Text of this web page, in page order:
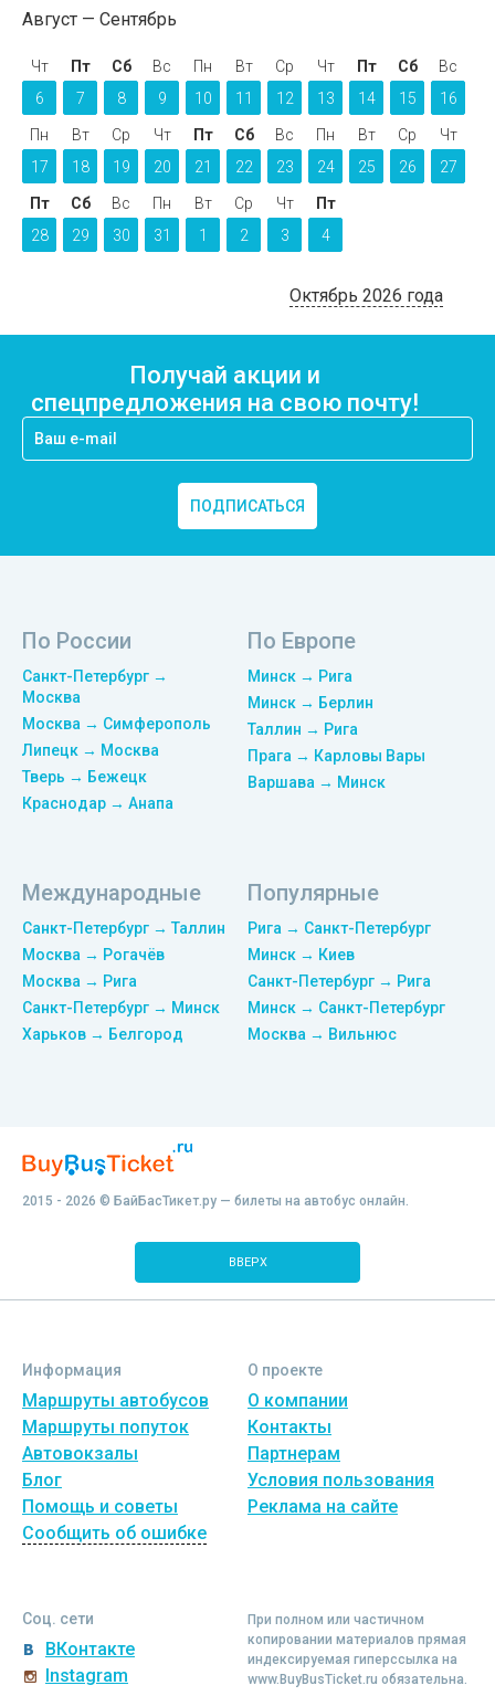
Август Сентябрь
Чт
6
Пт
7
Сб
8
Вс
9
Пн
10
Вт
11
Ср
12
Чт
13
Пт
14
Сб
15
Вс
16
Пн
17
Вт
18
Ср
19
Чт
20
Пт
21
Сб
22
Вс
23
Пн
24
Вт
25
Ср
26
Чт
27
Пт
28
Сб
29
Вс
30
Пн
31
Вт
1
Ср
2
Чт
3
Пт
4
Октябрь 2026 года
Получай акции и
спецпредложения на свою почту!
ПОДПИСАТЬСЯ
По России
Санкт-Петербург →
Москва
Москва → Симферополь
Липецк → Москва
Тверь → Бежецк
Краснодар → Анапа
По Европе
Минск → Рига
Минск → Берлин
Таллин → Рига
Прага → Карловы Вары
Варшава → Минск
Международные
Санкт-Петербург → Таллин
Москва → Рогачёв
Москва → Рига
Санкт-Петербург → Минск
Харьков → Белгород
Популярные
Рига → Санкт-Петербург
Минск → Киев
Санкт-Петербург → Рига
Минск → Санкт-Петербург
Москва → Вильнюс
2015 - 2026 © БайБасТикет.ру — билеты на автобус онлайн.
ВВЕРХ
Информация
Маршруты автобусов
Маршруты попуток
Автовокзалы
Блог
Помощь и советы
Сообщить об ошибке
О проекте
О компании
Контакты
Партнерам
Условия пользования
Реклама на сайте
Соц. сети
ВКонтакте
Instagram
При полном или частичном
копировании материалов прямая
индексируемая гиперссылка на
www.BuyBusTicket.ru обязательна.